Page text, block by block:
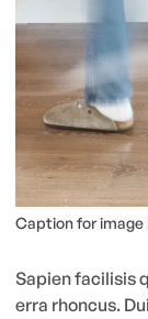
Caption for image
Sapien facilisis
erra rhoncus.